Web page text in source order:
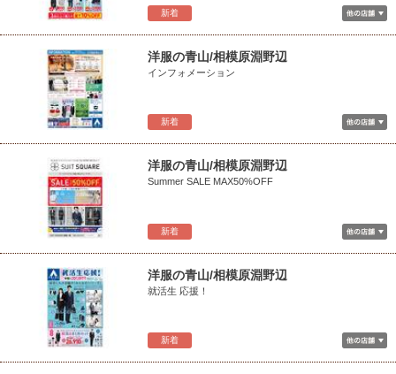
新着
新着
洋服の青山/相模原淵野辺
インフォメーション
新着
洋服の青山/相模原淵野辺
Summer SALE MAX50%OFF
新着
洋服の青山/相模原淵野辺
就活生 応援！